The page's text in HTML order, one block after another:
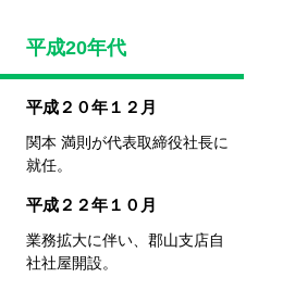
平成20年代
平成２０年１２月
関本 満則が代表取締役社長に
就任。
平成２２年１０月
業務拡大に伴い、郡山支店自
社社屋開設。